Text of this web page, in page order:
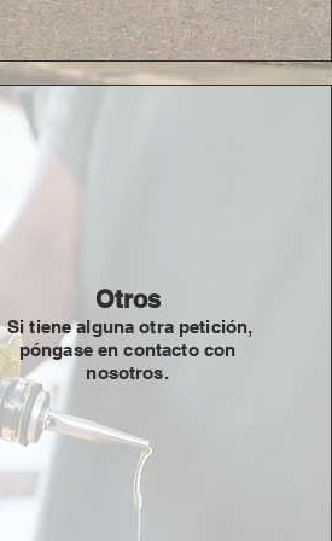
Otros
Si tiene alguna otra petición,
póngase en contacto con
nosotros.
Mail